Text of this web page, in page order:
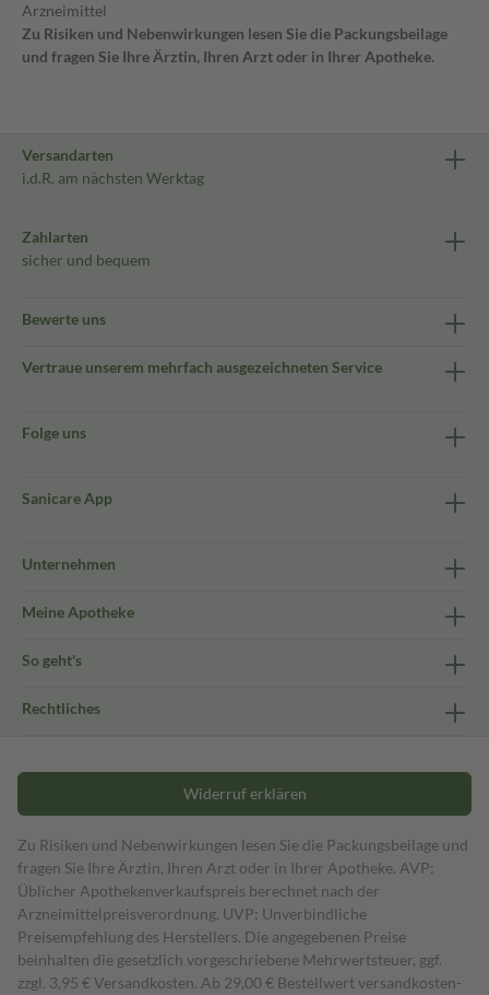
Arzneimittel
Zu Risiken und Nebenwirkungen lesen Sie die Packungsbeilage
und fragen Sie Ihre Ärztin, Ihren Arzt oder in Ihrer Apotheke.
Versandarten
i.d.R. am nächsten Werktag
Zahlarten
sicher und bequem
Bewerte uns
Vertraue unserem mehrfach ausgezeichneten Service
Folge uns
Sanicare App
Unternehmen
Meine Apotheke
So geht's
Rechtliches
Widerruf erklären
Zu Risiken und Nebenwirkungen lesen Sie die Packungsbeilage und
fragen Sie Ihre Ärztin, Ihren Arzt oder in Ihrer Apotheke. AVP:
Üblicher Apothekenverkaufspreis berechnet nach der
Arzneimittelpreisverordnung. UVP: Unverbindliche
Preisempfehlung des Herstellers. Die angegebenen Preise
beinhalten die gesetzlich vorgeschriebene Mehrwertsteuer, ggf.
zzgl. 3,95 € Versandkosten. Ab 29,00 € Bestell­wert versand­kosten­